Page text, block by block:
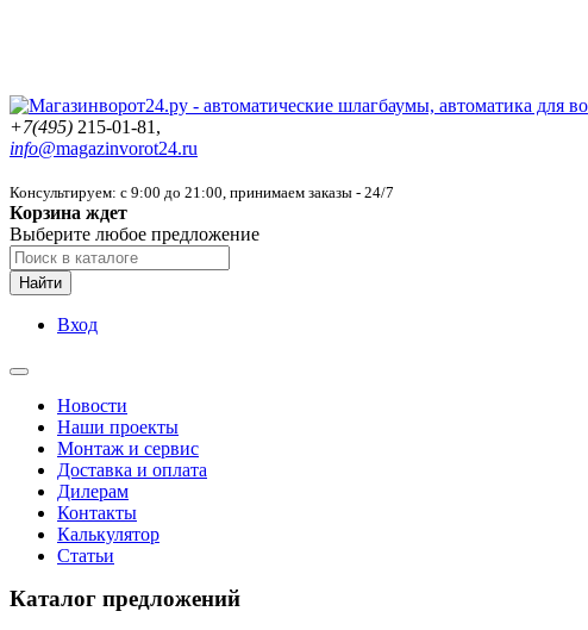
+7(495) 215-01-81,
info@magazinvorot24.ru
Консультируем: с 9:00 до 21:00, принимаем заказы - 24/7
Корзина ждет
Выберите любое предложение
Найти
Вход
Новости
Наши проекты
Монтаж и сервис
Доставка и оплата
Дилерам
Контакты
Калькулятор
Статьи
Каталог предложений